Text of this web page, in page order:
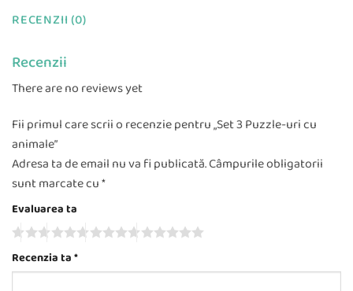
RECENZII (0)
Recenzii
There are no reviews yet
Fii primul care scrii o recenzie pentru „Set 3 Puzzle-uri cu
animale”
Adresa ta de email nu va fi publicată.Câmpurile obligatorii
sunt marcate cu*
Evaluarea ta
Recenzia ta*